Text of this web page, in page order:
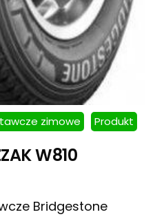
zimowe Produkt
W810
Bridgestone